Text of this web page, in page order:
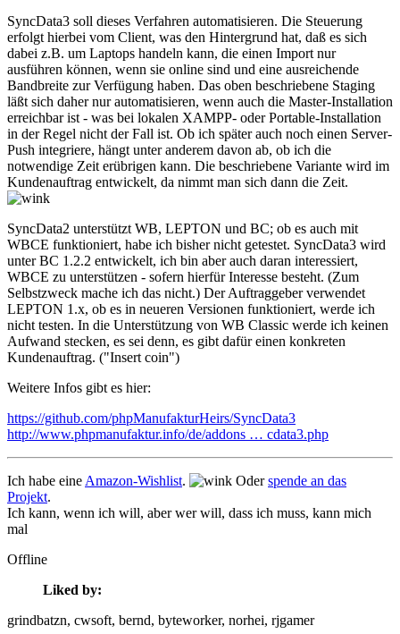
SyncData3 soll dieses Verfahren automatisieren. Die Steuerung
erfolgt hierbei vom Client, was den Hintergrund hat, daß es sich
dabei z.B. um Laptops handeln kann, die einen Import nur
ausführen können, wenn sie online sind und eine ausreichende
Bandbreite zur Verfügung haben. Das oben beschriebene Staging
läßt sich daher nur automatisieren, wenn auch die Master-Installation
erreichbar ist - was bei lokalen XAMPP- oder Portable-Installation
in der Regel nicht der Fall ist. Ob ich später auch noch einen Server-
Push integriere, hängt unter anderem davon ab, ob ich die
notwendige Zeit erübrigen kann. Die beschriebene Variante wird im
Kundenauftrag entwickelt, da nimmt man sich dann die Zeit.
SyncData2 unterstützt WB, LEPTON und BC; ob es auch mit
WBCE funktioniert, habe ich bisher nicht getestet. SyncData3 wird
unter BC 1.2.2 entwickelt, ich bin aber auch daran interessiert,
WBCE zu unterstützen - sofern hierfür Interesse besteht. (Zum
Selbstzweck mache ich das nicht.) Der Auftraggeber verwendet
LEPTON 1.x, ob es in neueren Versionen funktioniert, werde ich
nicht testen. In die Unterstützung von WB Classic werde ich keinen
Aufwand stecken, es sei denn, es gibt dafür einen konkreten
Kundenauftrag. ("Insert coin")
Weitere Infos gibt es hier:
https://github.com/phpManufakturHeirs/SyncData3
http://www.phpmanufaktur.info/de/addons … cdata3.php
Ich habe eine Amazon-Wishlist. Oderspende an das
Projekt.
Ich kann, wenn ich will, aber wer will, dass ich muss, kann mich
mal
Offline
Liked by:
grindbatzn, cwsoft, bernd, byteworker, norhei, rjgamer